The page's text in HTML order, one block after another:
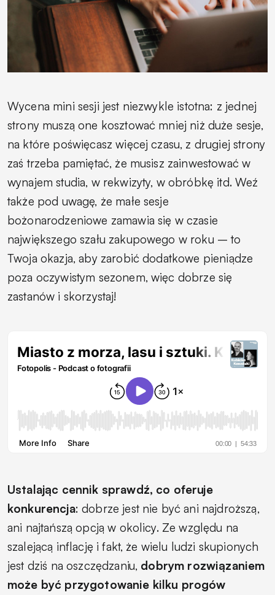
Wycena mini sesji jest niezwykle istotna: z jednej
strony muszą one kosztować mniej niż duże sesje,
na które poświęcasz więcej czasu, z drugiej strony
zaś trzeba pamiętać, że musisz zainwestować w
wynajem studia, w rekwizyty, w obróbkę itd. Weź
także pod uwagę, że małe sesje
bożonarodzeniowe zamawia się w czasie
największego szału zakupowego w roku – to
Twoja okazja, aby zarobić dodatkowe pieniądze
poza oczywistym sezonem, więc dobrze się
zastanów i skorzystaj!
Ustalając cennik sprawdź, co oferuje
konkurencja: dobrze jest nie być ani najdroższą,
ani najtańszą opcją w okolicy. Ze względu na
szalejącą inflację i fakt, że wielu ludzi skupionych
jest dziś na oszczędzaniu, dobrym rozwiązaniem
może być przygotowanie kilku progów